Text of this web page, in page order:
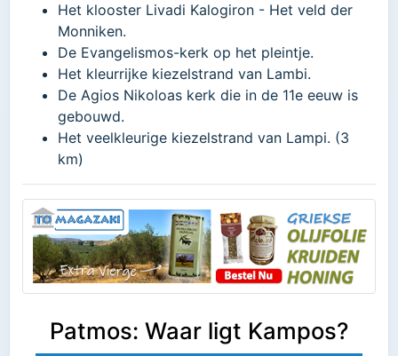
Het klooster Livadi Kalogiron - Het veld der
Monniken.
De Evangelismos-kerk op het pleintje.
Het kleurrijke kiezelstrand van Lambi.
De Agios Nikoloas kerk die in de 11e eeuw is
gebouwd.
Het veelkleurige kiezelstrand van Lampi. (3
km)
Patmos: Waar ligt Kampos?